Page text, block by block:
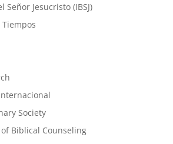
Jesucristo (IBSJ)
Society
Biblical Counseling